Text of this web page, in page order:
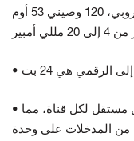
أمريكي، 100 أوروبي، 120 وصيني 53 أوم). -10 إلى +10 فولت تيار
• يمكن تحديد نوع الإدخال ودقة القناة بشكل مستقل لكل قناة، مما